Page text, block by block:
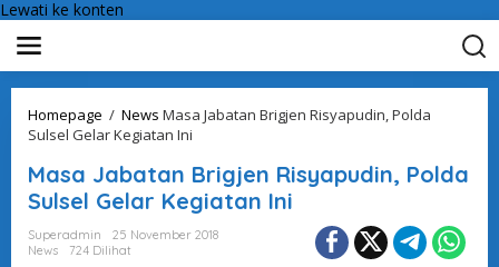
Lewati ke konten
Homepage / News Masa Jabatan Brigjen Risyapudin, Polda
Sulsel Gelar Kegiatan Ini
Masa Jabatan Brigjen Risyapudin, Polda
Sulsel Gelar Kegiatan Ini
Superadmin
25 November 2018
News
724 Dilihat